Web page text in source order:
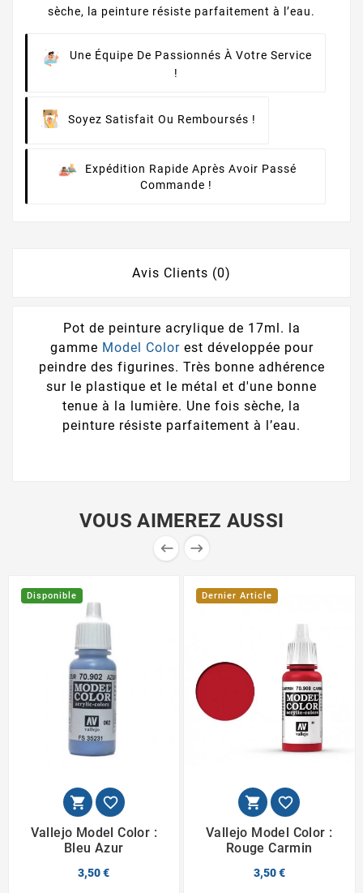
sèche, la peinture résiste parfaitement à l’eau.
Une Équipe De Passionnés À Votre Service
!
Soyez Satisfait Ou Remboursés !
Expédition Rapide Après Avoir Passé
Commande !
Avis Clients (0)
Pot de peinture acrylique de 17ml. la
gamme Model Colorest développée pour
peindre des figurines. Très bonne adhérence
sur le plastique et le métal et d'une bonne
tenue à la lumière. Une fois sèche, la
peinture résiste parfaitement à l’eau.
VOUS AIMEREZ AUSSI
 
Disponible
 
Vallejo Model Color :
Bleu Azur
3,50 €
Dernier Article
 
Vallejo Model Color :
Rouge Carmin
3,50 €